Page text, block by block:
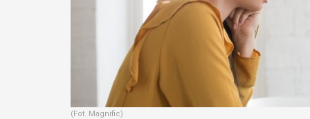
(Fot. Magnific)